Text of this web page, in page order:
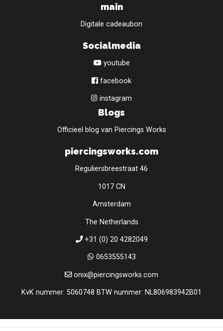
main
Digitale cadeaubon
Socialmedia
youtube
facebook
instagram
Blogs
Officieel blog van Piercings Works
piercingsworks.com
Reguliersbreestraat 46
1017 CN
Amsterdam
The Netherlands
+31 (0) 20 4282049
0653555143
onix@piercingsworks.com
KvK nummer: 5060748 BTW nummer: NL806983942B01